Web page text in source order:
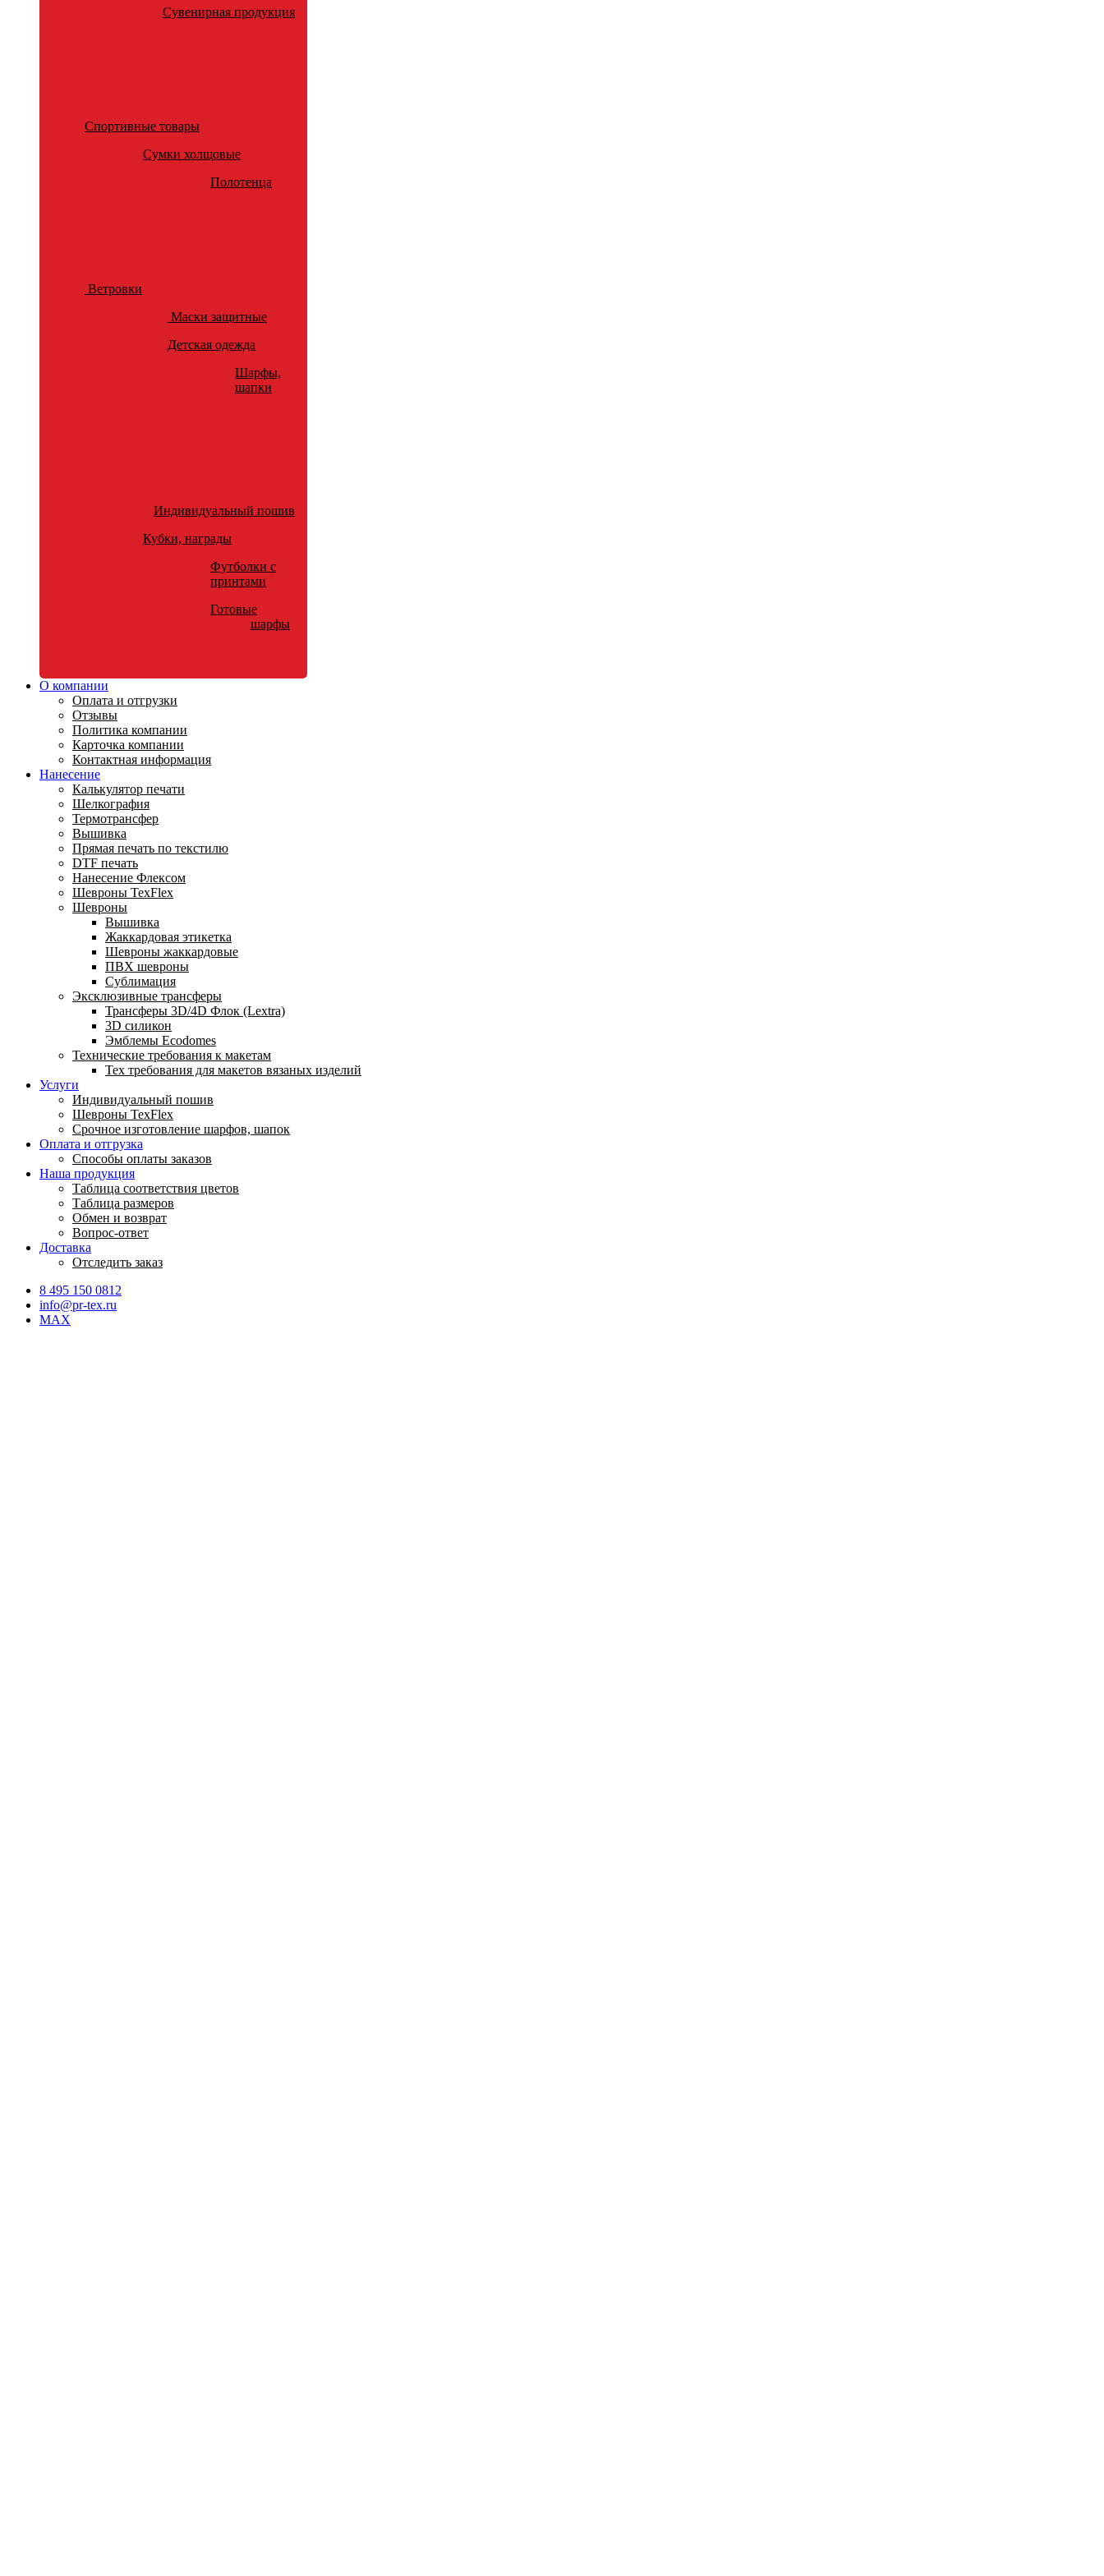
Сувенирная продукция
Спортивные товары
Сумки холщовые
Полотенца
Ветровки
Маски защитные
Детская одежда
Шарфы,
шапки
Индивидуальный пошив
Кубки, награды
Футболки с
принтами
Готовые
шарфы
О компании
Оплата и отгрузки
Отзывы
Политика компании
Карточка компании
Контактная информация
Нанесение
Калькулятор печати
Шелкография
Термотрансфер
Вышивка
Прямая печать по текстилю
DTF печать
Нанесение Флексом
Шевроны TexFlex
Шевроны
Вышивка
Жаккардовая этикетка
Шевроны жаккардовые
ПВХ шевроны
Сублимация
Эксклюзивные трансферы
Трансферы 3D/4D Флок (Lextra)
3D силикон
Эмблемы Ecodomes
Технические требования к макетам
Тех требования для макетов вязаных изделий
Услуги
Индивидуальный пошив
Шевроны TexFlex
Срочное изготовление шарфов, шапок
Оплата и отгрузка
Способы оплаты заказов
Наша продукция
Таблица соответствия цветов
Таблица размеров
Обмен и возврат
Вопрос-ответ
Доставка
Отследить заказ
8 495 150 0812
info@pr-tex.ru
MAX